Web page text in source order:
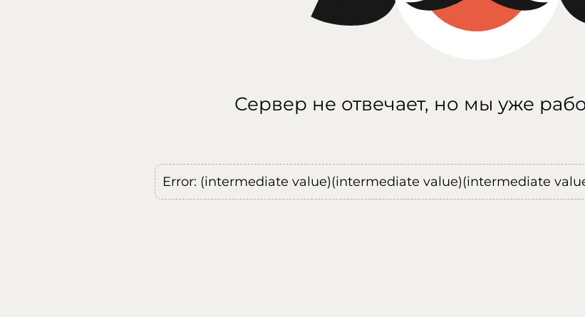
Сервер не отвечает, но мы уже
Error: (intermediate value)(intermediate value)(intermediate